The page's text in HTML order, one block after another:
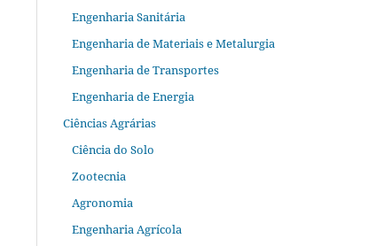
Engenharia Sanitária
Engenharia de Materiais e Metalurgia
Engenharia de Transportes
Engenharia de Energia
Ciências Agrárias
Ciência do Solo
Zootecnia
Agronomia
Engenharia Agrícola